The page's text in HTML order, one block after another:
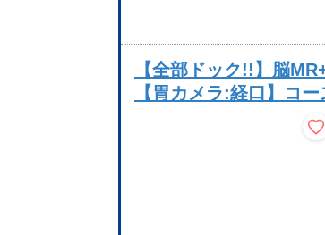
【全部ドック!!】脳
【胃カメラ:経口】コー